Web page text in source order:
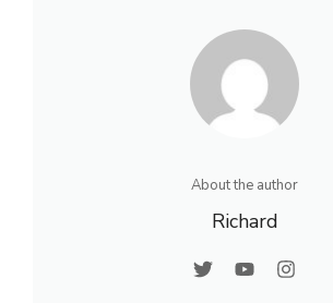
About the author
Richard